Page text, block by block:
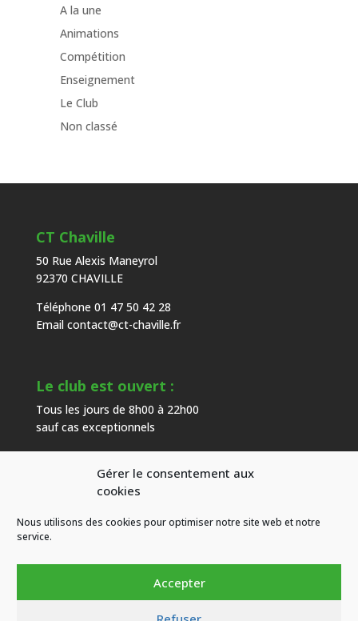
Gérer le consentement aux
cookies
Nous utilisons des cookies pour optimiser notre site web et notre
service.
Accepter
A la une
Animations
Compétition
Enseignement
Le Club
Non classé
CT Chaville
50 Rue Alexis Maneyrol
92370 CHAVILLE
Téléphone 01 47 50 42 28
Email contact@ct-chaville.fr
Le club est ouvert :
Tous les jours de 8h00 à 22h00
sauf cas exceptionnels
Heures d’ouverture de l’accueil :
hors congés